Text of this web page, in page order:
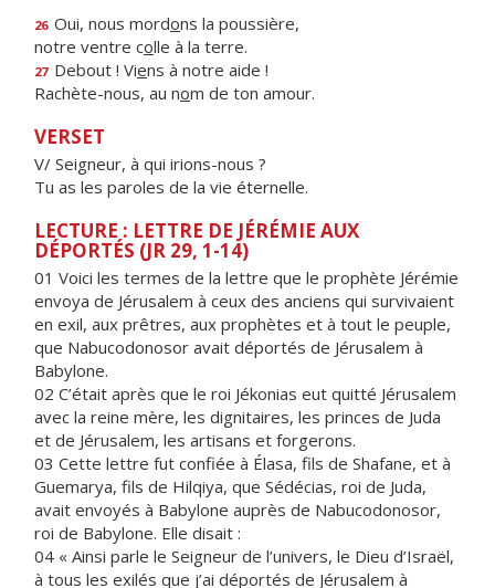
26 Oui, nous mordons la poussière,
notre ventre colle à la terre.
27 Debout ! Viens à notre aide !
Rachète-nous, au nom de ton amour.
VERSET
V/ Seigneur, à qui irions-nous ?
Tu as les paroles de la vie éternelle.
LECTURE : LETTRE DE JÉRÉMIE AUX
DÉPORTÉS (JR 29, 1-14)
01 Voici les termes de la lettre que le prophète Jérémie
envoya de Jérusalem à ceux des anciens qui survivaient
en exil, aux prêtres, aux prophètes et à tout le peuple,
que Nabucodonosor avait déportés de Jérusalem à
Babylone.
02 C’était après que le roi Jékonias eut quitté Jérusalem
avec la reine mère, les dignitaires, les princes de Juda
et de Jérusalem, les artisans et forgerons.
03 Cette lettre fut confiée à Élasa, fils de Shafane, et à
Guemarya, fils de Hilqiya, que Sédécias, roi de Juda,
avait envoyés à Babylone auprès de Nabucodonosor,
roi de Babylone. Elle disait :
04 « Ainsi parle le Seigneur de l’univers, le Dieu d’Israël,
à tous les exilés que j’ai déportés de Jérusalem à